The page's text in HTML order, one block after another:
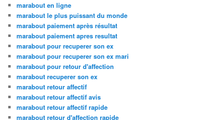
marabout en ligne
marabout le plus puissant du monde
marabout paiement après résultat
marabout paiement apres resultat
marabout pour recuperer son ex
marabout pour recuperer son ex mari
marabout pour retour d'affection
marabout recuperer son ex
marabout retour affectif
marabout retour affectif avis
marabout retour affectif rapide
marabout retour d'affection rapide